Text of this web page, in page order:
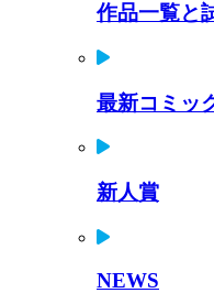
作品一覧と
最新コミッ
新人賞
NEWS